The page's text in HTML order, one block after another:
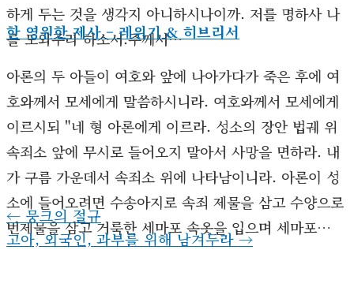
하게 두는 것을 생각지 아니하시나이까. 저를 명하사 나
를 도와주라 하소서.주께서…
한 영원한 제사 – 레위기 & 히브리서
아론의 두 아들이 여호와 앞에 나아가다가 죽은 후에 여
호와께서 모세에게 말씀하시니라. 여호와께서 모세에게
이르시되 "네 형 아론에게 이르라. 성소의 장안 법궤 위
속죄소 앞에 무시로 들어오지 말아서 사망을 면하라. 내
가 구름 가운데서 속죄소 위에 나타남이니라. 아론이 성
소에 들어오려면 수송아지로 속죄 제물을 삼고 수양으로
번제물을 삼고 거룩한 세마포 속옷을 입으며 세마포…
← 뭉크의 절규
고아, 외국인, 과부를 위해 남겨두라→